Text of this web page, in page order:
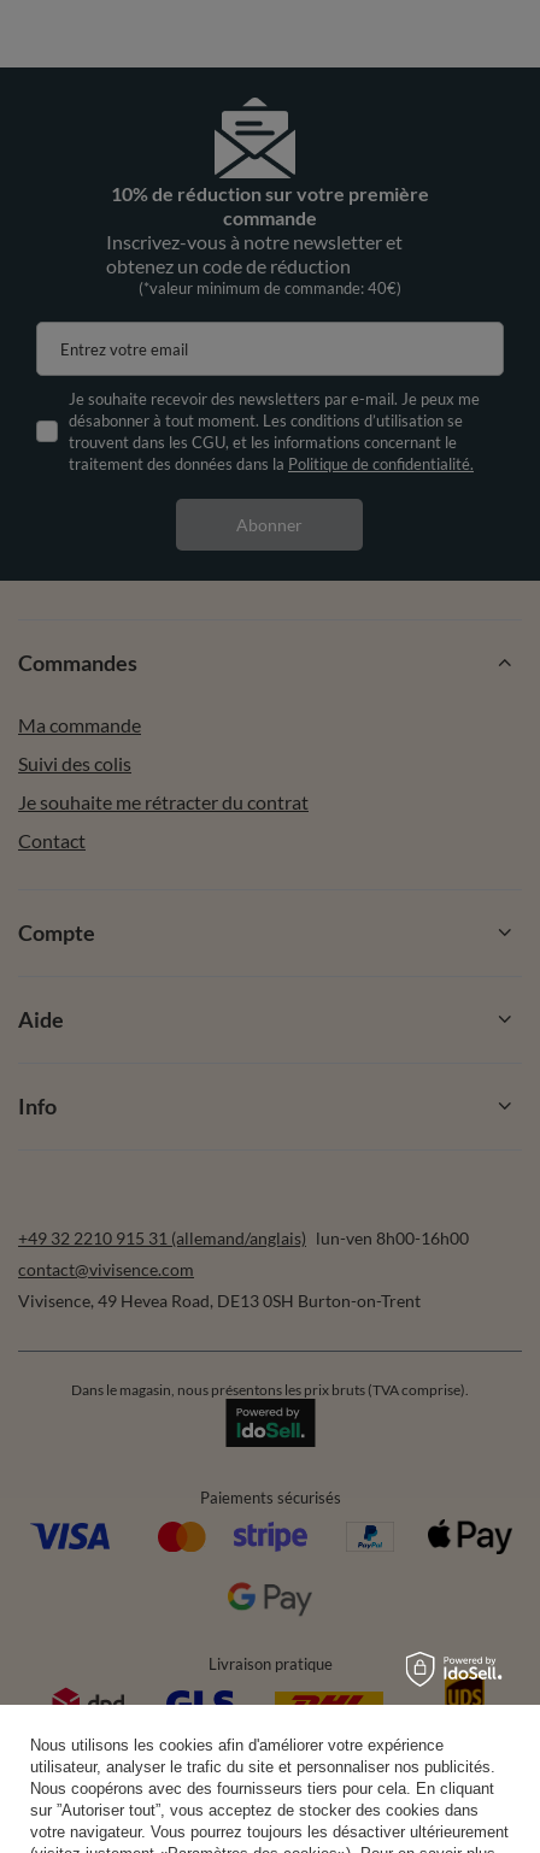
10% de réduction sur votre première
commande
Inscrivez-vous à notre newsletter et
obtenez un code de réduction
(*valeur minimum de commande: 40€)
Entrez votre email
Je souhaite recevoir des newsletters par e-mail. Je peux me
désabonner à tout moment. Les conditions d’utilisation se
trouvent dans les CGU, et les informations concernant le
traitement des données dans la Politique de confidentialité.
Abonner
Commandes
Ma commande
Suivi des colis
Je souhaite me rétracter du contrat
Contact
Compte
Aide
Info
+49 32 2210 915 31 (allemand/anglais) lun-ven 8h00-16h00
contact@vivisence.com
Vivisence, 49 Hevea Road, DE13 0SH Burton-on-Trent
Dans le magasin, nous présentons les prix bruts (TVA comprise).
Paiements sécurisés
Livraison pratique
Vous pouvez nous faire confiance
Nous utilisons les cookies afin d'améliorer votre expérience
utilisateur, analyser le trafic du site et personnaliser nos publicités.
Nous coopérons avec des fournisseurs tiers pour cela. En cliquant
sur ”Autoriser tout”, vous acceptez de stocker des cookies dans
votre navigateur. Vous pourrez toujours les désactiver ultérieurement